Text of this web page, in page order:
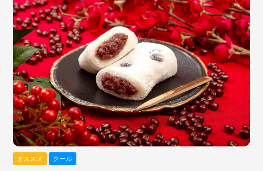
オススメ クール